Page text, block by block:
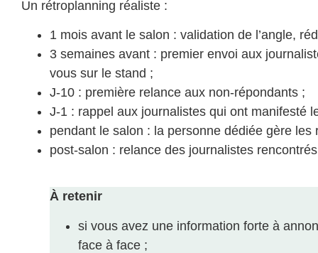
Un rétroplanning réaliste :
1 mois avant le salon : validation de l’angle,
3 semaines avant : premier envoi aux
vous sur le stand ;
J-10 : première relance aux non-répondants ;
J-1 : rappel aux journalistes qui ont manifesté
pendant le salon : la personne dédiée gère
post-salon : relance des journalistes
À retenir
si vous avez une information forte à
face à face ;